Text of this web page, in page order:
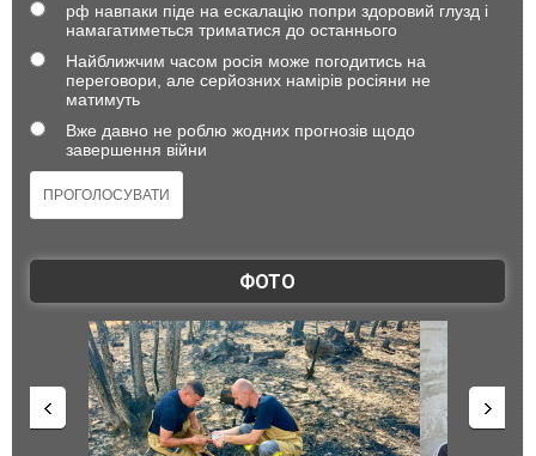
рф навпаки піде на ескалацію попри здоровий глузд і
намагатиметься триматися до останнього
Найближчим часом росія може погодитись на
переговори, але серйозних намірів росіяни не
матимуть
Вже давно не роблю жодних прогнозів щодо
завершення війни
ФОТО